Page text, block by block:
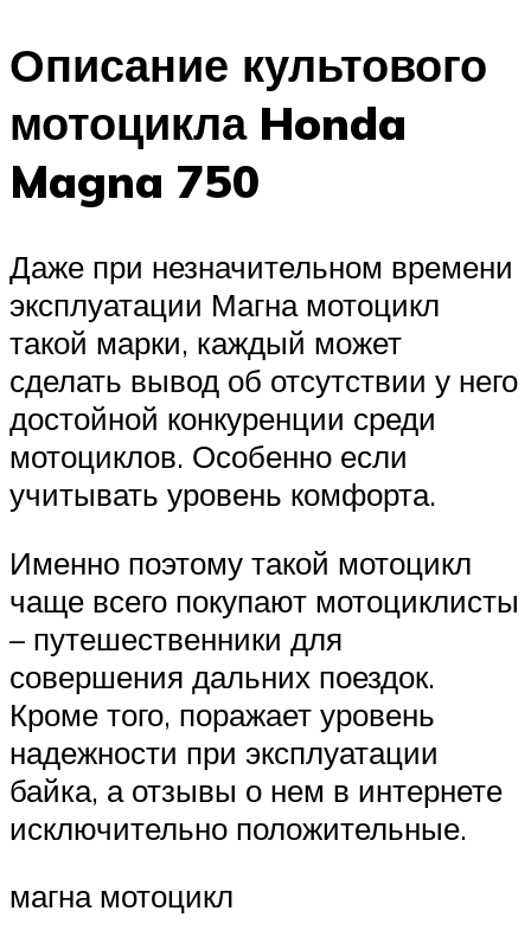
Описание культового
мотоцикла Honda
Magna 750
Даже при незначительном времени
эксплуатации Магна мотоцикл
такой марки, каждый может
сделать вывод об отсутствии у него
достойной конкуренции среди
мотоциклов. Особенно если
учитывать уровень комфорта.
Именно поэтому такой мотоцикл
чаще всего покупают мотоциклисты
– путешественники для
совершения дальних поездок.
Кроме того, поражает уровень
надежности при эксплуатации
байка, а отзывы о нем в интернете
исключительно положительные.
магна мотоцикл